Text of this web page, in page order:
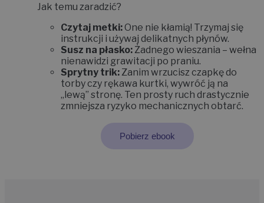
Jak temu zaradzić?
Czytaj metki:One nie kłamią! Trzymaj się
instrukcji i używaj delikatnych płynów.
Susz na płasko: Żadnego wieszania – wełna
nienawidzi grawitacji po praniu.
Sprytny trik: Zanim wrzucisz czapkę do
torby czy rękawa kurtki, wywróć ją na
„lewą” stronę. Ten prosty ruch drastycznie
zmniejsza ryzyko mechanicznych obtarć.
Pobierz ebook